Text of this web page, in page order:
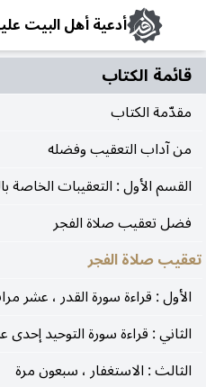
أدعية أهل البيت
قائمة الکتاب
مقدّمة الكتاب
من آداب التعقيب وفضله
القسم الأول : التعقيبات
فضل تعقيب صلاة الفجر
تعقيب صلاة الفجر
الأول : قراءة سورة القدر ، عشر
الثاني : قراءة سورة التوحيد
الثالث : الاستغفار ، سبعون مرة